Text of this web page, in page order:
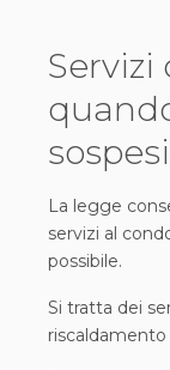
sospesi
La legge
servizi al
possibile.
Si tratta dei